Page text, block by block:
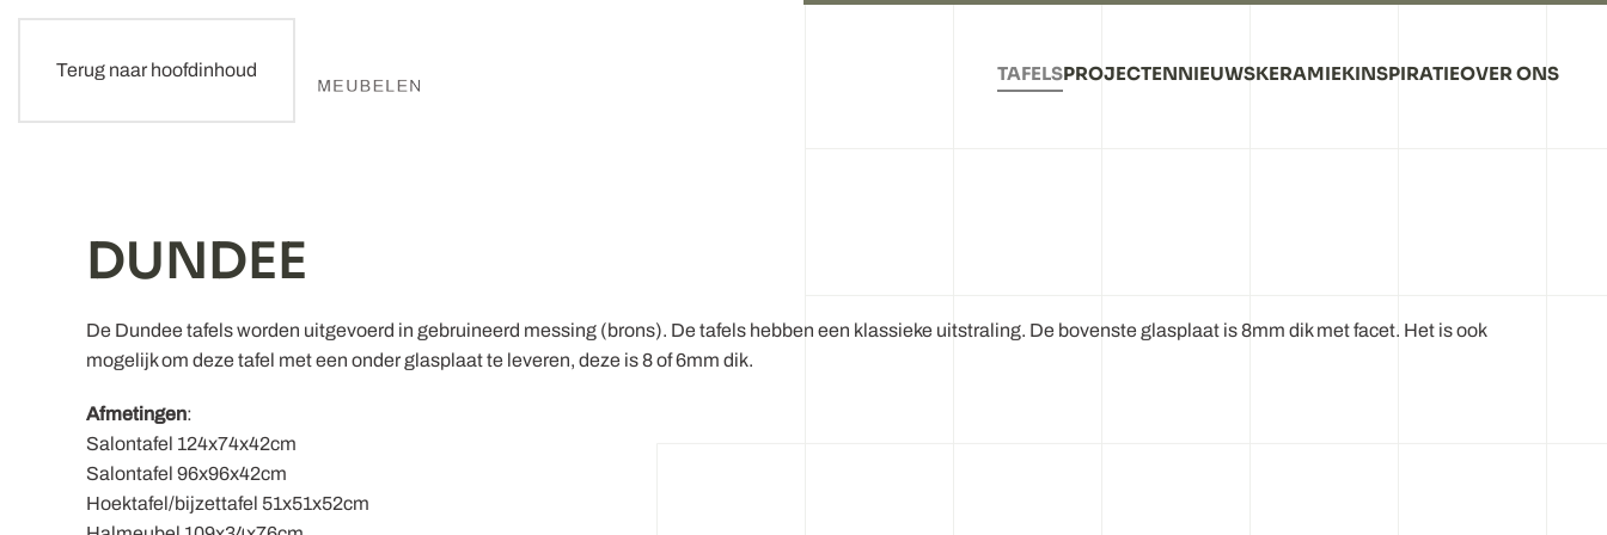
Terug naar hoofdinhoud TAFELSPROJECTENNIEUWSKERAMIEKINSPIRATIEOVER ONS
DUNDEE
De Dundee tafels worden uitgevoerd in gebruineerd messing (brons). De tafels hebben een klassieke uitstraling. De bovenste glasplaat is 8mm dik met facet. Het is ook
mogelijk om deze tafel met een onder glasplaat te leveren, deze is 8 of 6mm dik.
Afmetingen:
Salontafel 124x74x42cm
Salontafel 96x96x42cm
Hoektafel/bijzettafel 51x51x52cm